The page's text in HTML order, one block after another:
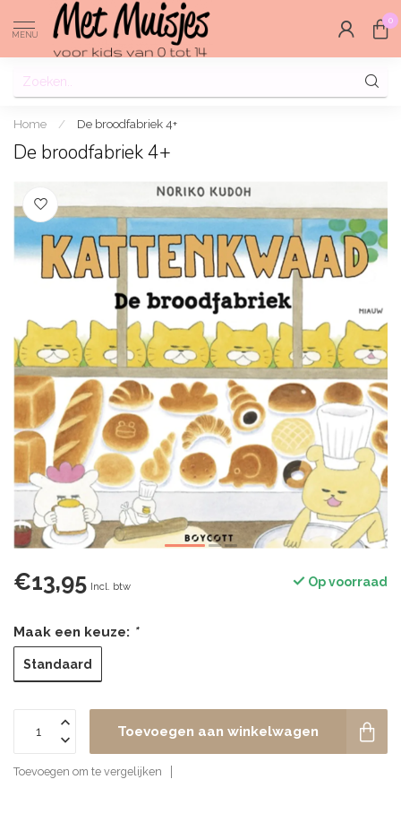
MENU
0
Home / De broodfabriek 4+
De broodfabriek 4+
€13,95 Incl. btw Op voorraad
Maak een keuze: *
Standaard
Toevoegen aan winkelwagen
Toevoegen om te vergelijken